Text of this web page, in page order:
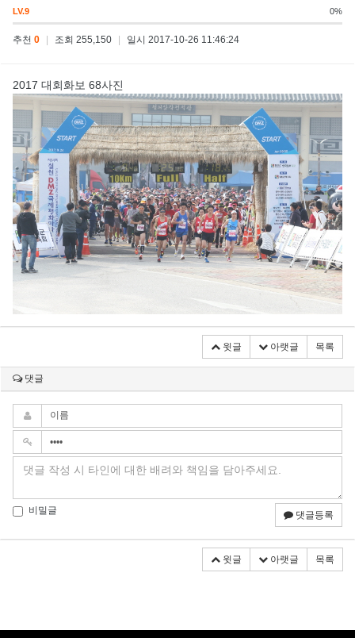
LV.9
0%
추천 0 조회 255,150 일시 2017-10-26 11:46:24
2017 대회화보 68사진
윗글 아랫글 목록
댓글
비밀글 댓글등록
윗글 아랫글 목록